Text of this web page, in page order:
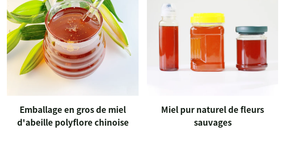
Emballage en gros de miel
d'abeille polyflore chinoise
Miel pur naturel de fleurs
sauvages